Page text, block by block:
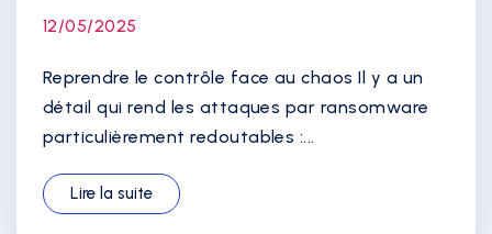
12/05/2025
Reprendre le contrôle face au chaos Il y a un
détail qui rend les attaques par ransomware
particulièrement redoutables :...
Lire la suite